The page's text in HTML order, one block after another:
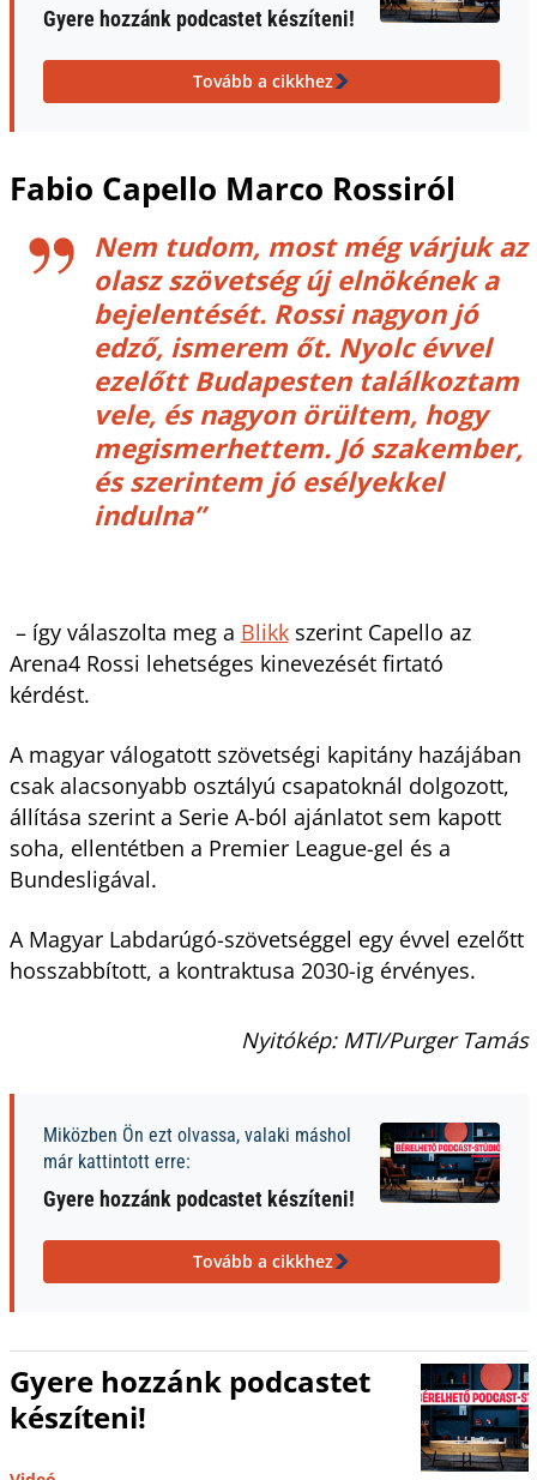
Gyere hozzánk podcastet készíteni!
Tovább a cikkhez
Fabio Capello Marco Rossiról
Nem tudom, most még várjuk az
olasz szövetség új elnökének a
bejelentését. Rossi nagyon jó
edző, ismerem őt. Nyolc évvel
ezelőtt Budapesten találkoztam
vele, és nagyon örültem, hogy
megismerhettem. Jó szakember,
és szerintem jó esélyekkel
indulna”
– így válaszolta meg a Blikkszerint Capello az
Arena4 Rossi lehetséges kinevezését firtató
kérdést.
A magyar válogatott szövetségi kapitány hazájában
csak alacsonyabb osztályú csapatoknál dolgozott,
állítása szerint a Serie A-ból ajánlatot sem kapott
soha, ellentétben a Premier League-gel és a
Bundesligával.
A Magyar Labdarúgó-szövetséggel egy évvel ezelőtt
hosszabbított, a kontraktusa 2030-ig érvényes.
Nyitókép: MTI/Purger Tamás
Miközben Ön ezt olvassa, valaki máshol
már kattintott erre:
Gyere hozzánk podcastet készíteni!
Tovább a cikkhez
Gyere hozzánk podcastet
készíteni!